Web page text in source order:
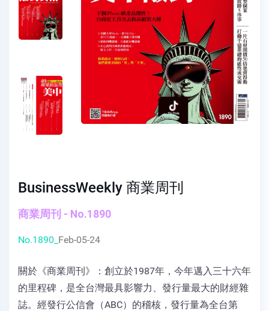
BusinessWeekly 商業周刊
商業周刊 - No.1890
No.1890_ Feb-05-24
關於《商業周刊》：創立於1987年，今年邁入三十六年
的里程碑，是全台灣最具影響力、發行量最大的財經雜
誌。經發行公信會（ABC）的稽核，發行量為全台第